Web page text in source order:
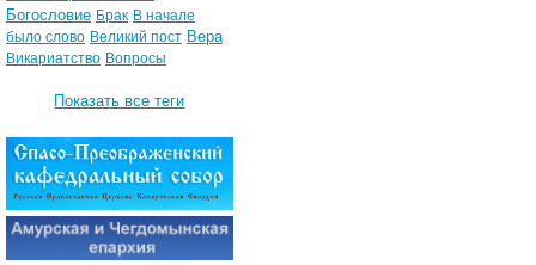
Богословие Брак В начале
было слово Великий пост Вера
Викариатство Вопросы
Показать все теги